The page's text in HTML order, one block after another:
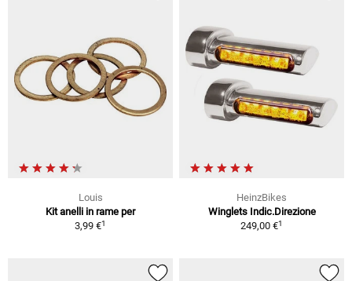
Louis
Kit anelli in rame per
3,99 €1
HeinzBikes
Winglets Indic.Direzione
249,00 €1